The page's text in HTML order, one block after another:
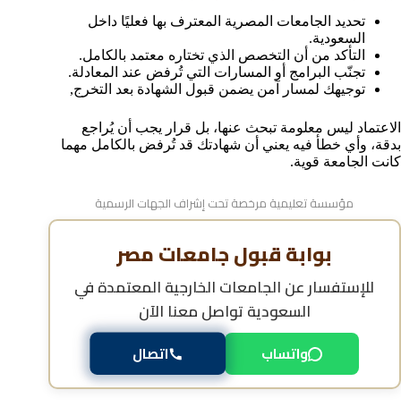
تحديد الجامعات المصرية المعترف بها فعليًا داخل
السعودية.
التأكد من أن التخصص الذي تختاره معتمد بالكامل.
تجنّب البرامج أو المسارات التي تُرفض عند المعادلة.
توجيهك لمسار آمن يضمن قبول الشهادة بعد التخرج,
الاعتماد ليس معلومة تبحث عنها، بل قرار يجب أن يُراجع
بدقة، وأي خطأ فيه يعني أن شهادتك قد تُرفض بالكامل مهما
كانت الجامعة قوية.
مؤسسة تعليمية مرخصة تحت إشراف الجهات الرسمية
بوابة قبول جامعات مصر
للإستفسار عنالجامعات الخارجية المعتمدة في
السعوديةتواصل معنا الآن
واتساب اتصال